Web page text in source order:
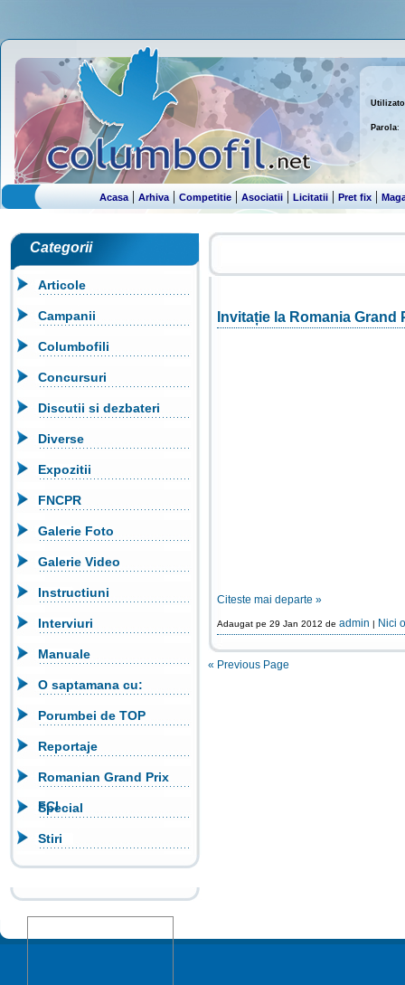
Parola:
Acasa| Arhiva|Competitie| Asociatii | Licitatii |Pret fix |
Categorii
Articole
Campanii
Columbofili
Concursuri
Discutii si dezbateri
Diverse
Expozitii
FNCPR
Galerie Foto
Galerie Video
Instructiuni
Interviuri
Manuale
O saptamana cu:
Porumbei de TOP
Reportaje
Romanian Grand Prix
FCI
Special
Stiri
Invitație la Romania Grand
Citeste mai departe »
Adaugat pe 29 Jan 2012 de admin | Nici
« Previous Page